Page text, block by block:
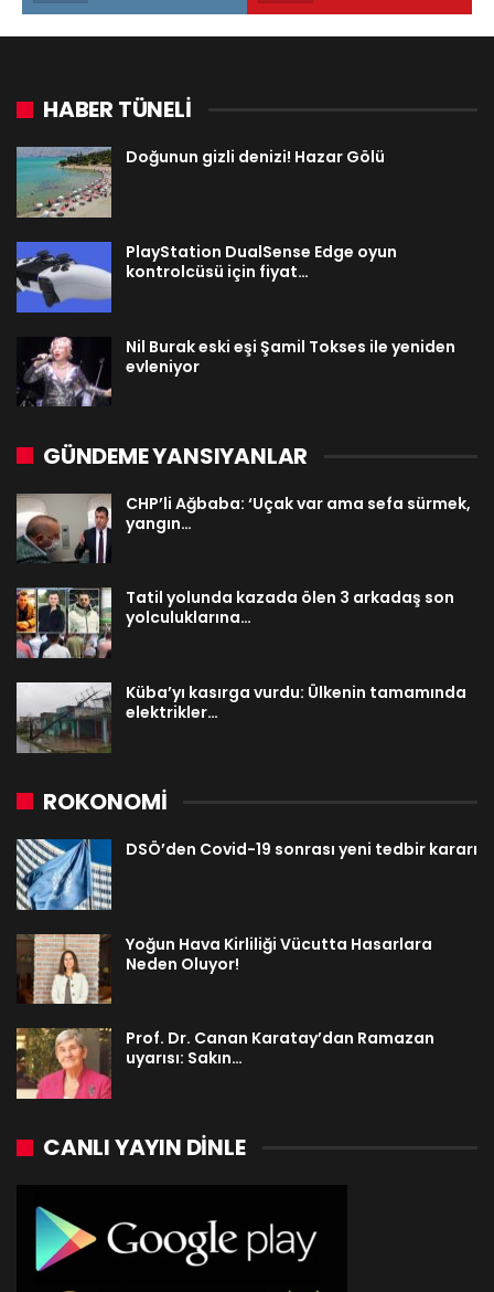
HABER TÜNELİ
Doğunun gizli denizi! Hazar Gölü
PlayStation DualSense Edge oyun
kontrolcüsü için fiyat…
Nil Burak eski eşi Şamil Tokses ile yeniden
evleniyor
GÜNDEME YANSIYANLAR
CHP’li Ağbaba: ‘Uçak var ama sefa sürmek,
yangın…
Tatil yolunda kazada ölen 3 arkadaş son
yolculuklarına…
Küba’yı kasırga vurdu: Ülkenin tamamında
elektrikler…
ROKONOMİ
DSÖ’den Covid-19 sonrası yeni tedbir kararı
Yoğun Hava Kirliliği Vücutta Hasarlara
Neden Oluyor!
Prof. Dr. Canan Karatay’dan Ramazan
uyarısı: Sakın…
CANLI YAYIN DINLE